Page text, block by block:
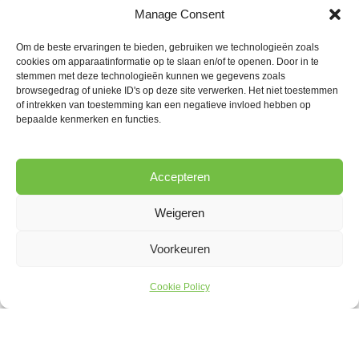
Manage Consent
Om de beste ervaringen te bieden, gebruiken we technologieën zoals
cookies om apparaatinformatie op te slaan en/of te openen. Door in te
stemmen met deze technologieën kunnen we gegevens zoals
browsegedrag of unieke ID's op deze site verwerken. Het niet toestemmen
of intrekken van toestemming kan een negatieve invloed hebben op
bepaalde kenmerken en functies.
Accepteren
Weigeren
Voorkeuren
Cookie Policy
BENIEUWD NAAR DE
MOGELIJKHEDEN?
Ruud Ligtvoet
T : 013 5114749
Groenstraat 20